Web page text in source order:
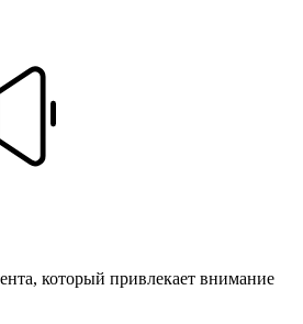
который привлекает внимание